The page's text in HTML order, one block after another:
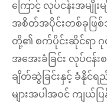
ကြောင့် လုပ်ငန်းအမျို
အစိတ်အပိုင်းတစ်ခုဖြစ်သ
တို့၏ စက်ပိုင်းဆိုင်ရာ ဂု
အအေးခံခြင်း လုပ်ငန်း
ချိတ်ဆွဲခြင်းနှင့် ခံနိုင်ရ
များအပါအဝင် ကျယ်ပ